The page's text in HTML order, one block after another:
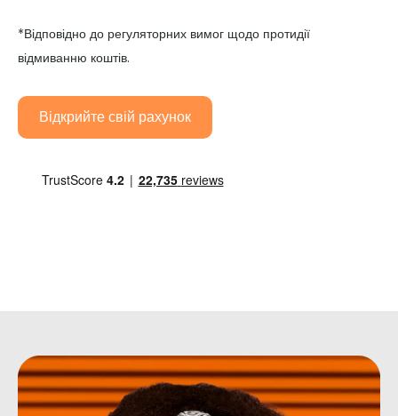
*Відповідно до регуляторних вимог щодо протидії
відмиванню коштів.
Відкрийте свій рахунок